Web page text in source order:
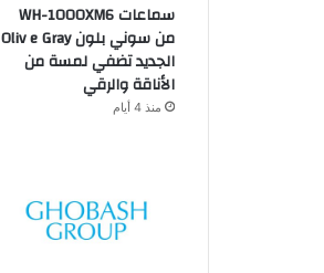
سماعات WH-1000XM6
من سوني بلون Oliv e Gray
الجديد تضفي لمسة من
الأناقة والرقي
منذ 4 أيام